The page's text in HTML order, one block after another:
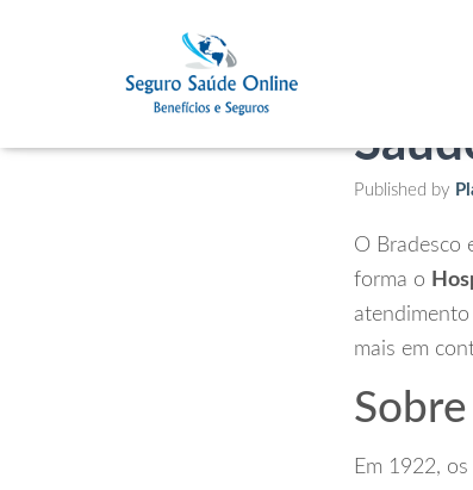
Published by
O Bradesco
forma o
atendimento
mais em
Em 1922,